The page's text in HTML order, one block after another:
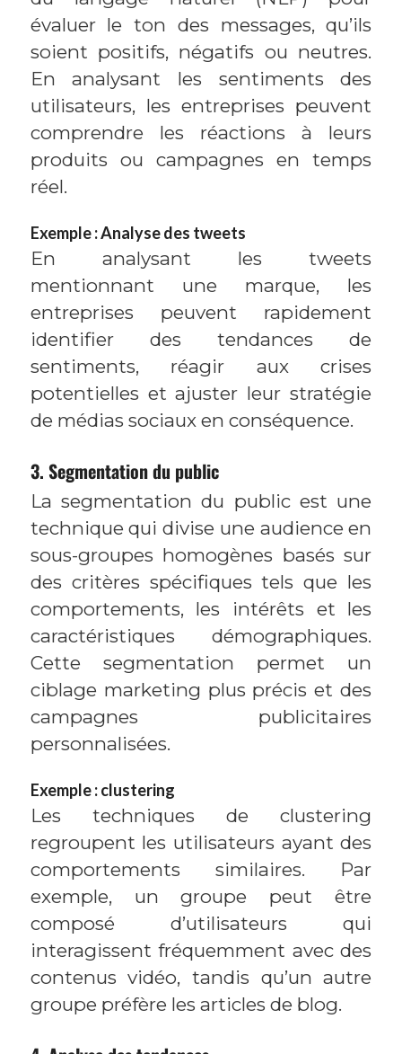
évaluer le ton des messages, qu’ils
soient positifs, négatifs ou neutres.
En analysant les sentiments des
utilisateurs, les entreprises peuvent
comprendre les réactions à leurs
produits ou campagnes en temps
réel.
Exemple : Analyse des tweets
En analysant les tweets
mentionnant une marque, les
entreprises peuvent rapidement
identifier des tendances de
sentiments, réagir aux crises
potentielles et ajuster leur stratégie
de médias sociaux en conséquence.
3. Segmentation du public
La segmentation du public est une
technique qui divise une audience en
sous-groupes homogènes basés sur
des critères spécifiques tels que les
comportements, les intérêts et les
caractéristiques démographiques.
Cette segmentation permet un
ciblage marketing plus précis et des
campagnes publicitaires
personnalisées.
Exemple : clustering
Les techniques de clustering
regroupent les utilisateurs ayant des
comportements similaires. Par
exemple, un groupe peut être
composé d’utilisateurs qui
interagissent fréquemment avec des
contenus vidéo, tandis qu’un autre
groupe préfère les articles de blog.